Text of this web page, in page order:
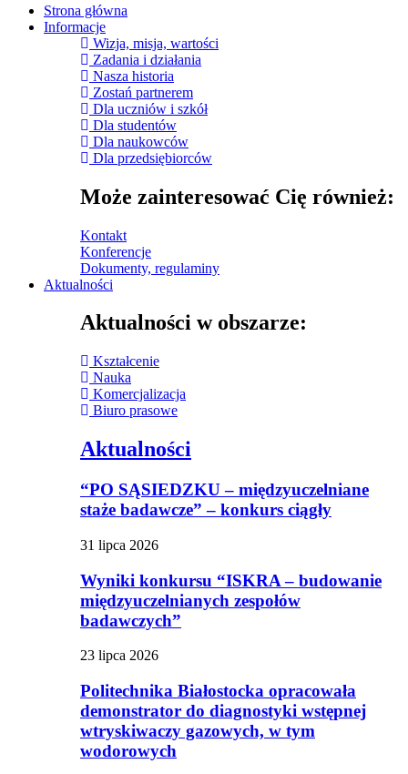
Strona główna
Informacje
Wizja, misja, wartości
Zadania i działania
Nasza historia
Zostań partnerem
Dla uczniów i szkół
Dla studentów
Dla naukowców
Dla przedsiębiorców
Może zainteresować Cię również:
Kontakt
Konferencje
Dokumenty, regulaminy
Aktualności
Aktualności w obszarze:
Kształcenie
Nauka
Komercjalizacja
Biuro prasowe
Aktualności
“PO SĄSIEDZKU – międzyuczelniane
staże badawcze” – konkurs ciągły
31 lipca 2026
Wyniki konkursu “ISKRA – budowanie
międzyuczelnianych zespołów
badawczych”
23 lipca 2026
Politechnika Białostocka opracowała
demonstrator do diagnostyki wstępnej
wtryskiwaczy gazowych, w tym
wodorowych